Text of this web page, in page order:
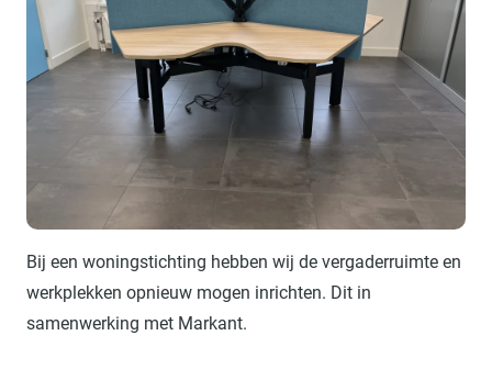
Bij een woningstichting hebben wij de vergaderruimte en
werkplekken opnieuw mogen inrichten. Dit in
samenwerking met Markant.